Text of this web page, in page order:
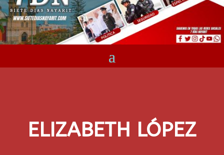
ELIZABETH LÓPEZ